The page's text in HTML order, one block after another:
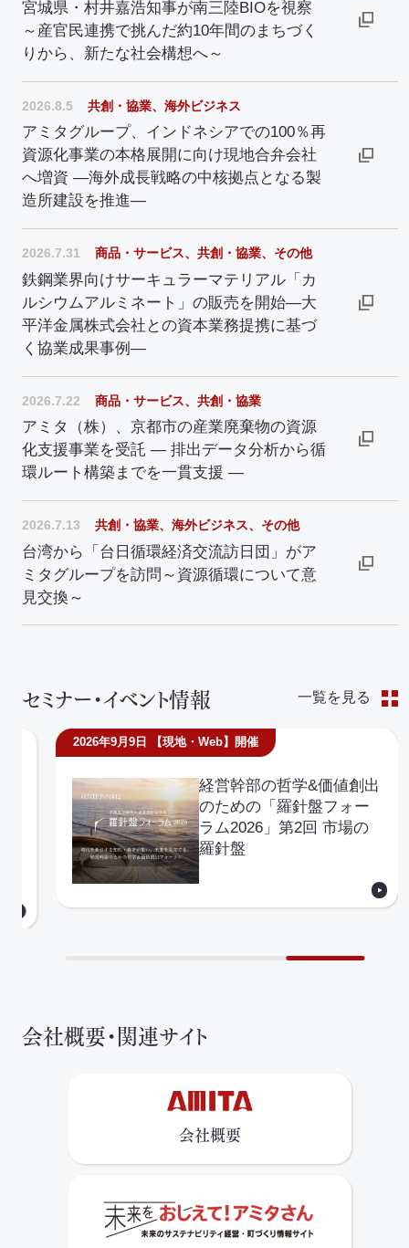
宮城県・村井嘉浩知事が南三陸BIOを視察
～産官民連携で挑んだ約10年間のまちづく
りから、新たな社会構想へ～
2026.8.5 共創・協業、海外ビジネス
アミタグループ、インドネシアでの100％再
資源化事業の本格展開に向け現地合弁会社
へ増資 ―海外成長戦略の中核拠点となる製
造所建設を推進―
2026.7.31 商品・サービス、共創・協業、その他
鉄鋼業界向けサーキュラーマテリアル「カ
ルシウムアルミネート」の販売を開始―大
平洋金属株式会社との資本業務提携に基づ
く協業成果事例―
2026.7.22 商品・サービス、共創・協業
アミタ（株）、京都市の産業廃棄物の資源
化支援事業を受託 ― 排出データ分析から循
環ルート構築までを一貫支援 ―
2026.7.13 共創・協業、海外ビジネス、その他
台湾から「台日循環経済交流訪日団」がア
ミタグループを訪問～資源循環について意
見交換～
セミナー・イベント情報 一覧を見る
2026年8月19日【Web】開催
法と実務セミナー【排出
事業者編】
会社概要・関連サイト
会社概要